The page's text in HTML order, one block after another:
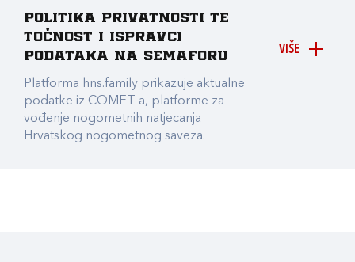
VIŠE
Politika privatnosti te
točnost i ispravci
podataka na Semaforu
Platforma hns.family prikazuje aktualne
podatke iz COMET-a, platforme za
vođenje nogometnih natjecanja
Hrvatskog nogometnog saveza.